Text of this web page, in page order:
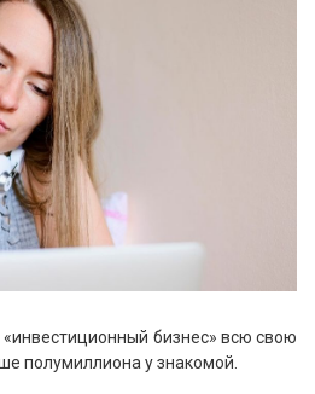
бизнес» всю свою
полумиллиона у знакомой.